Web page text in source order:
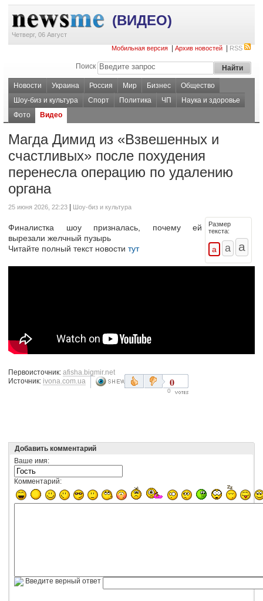
(ВИДЕО)
Четверг, 06 Август
Мобильная версия
Архив новостей RSS
Поиск
Новости Украина Россия Мир Бизнес
Общество
Шоу-биз и культура
Спорт Политика ЧП
Наука и здоровье
Фото
Видео
Магда Димид из «Взвешенных и
счастливых» после похудения
перенесла операцию по удалению
органа
25 июня 2026, 22:23 Шоу-биз и культура
Размер
текста:
Финалистка шоу призналась, почему ей
вырезали желчный пузырь
Читайте полный текст новости тут
Первоисточник: afisha.bigmir.net
Источник: ivona.com.ua 0
0
Добавить комментарий
Ваше имя:
Комментарий:
Введите верный ответ